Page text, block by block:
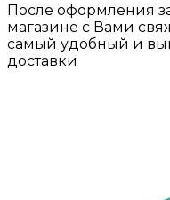
После оформления
магазине с Вами
самый удобный и
доставки